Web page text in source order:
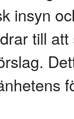
insyn
till att